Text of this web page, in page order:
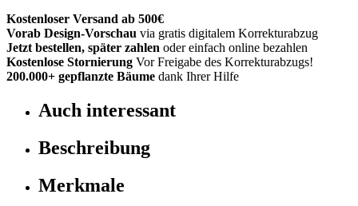
Kostenloser Versand ab 500€
Vorab Design-Vorschau via gratis digitalem Korrekturabzug
Jetzt bestellen, später zahlen oder einfach online bezahlen
Kostenlose Stornierung Vor Freigabe des Korrekturabzugs!
200.000+ gepflanzte Bäume dank Ihrer Hilfe
Auch interessant
Beschreibung
Merkmale